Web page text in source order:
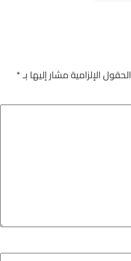
الحقول الإلزامية مشار إليها بـ*